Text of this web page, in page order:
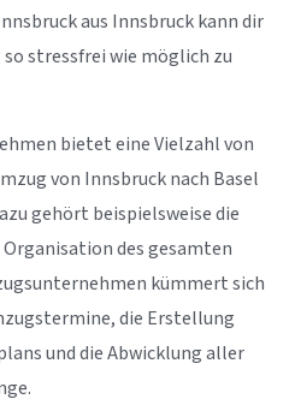
aus Innsbruck kann dir
stressfrei wie möglich zu
bietet eine Vielzahl von
von Innsbruck nach Basel
gehört beispielsweise die
des gesamten
kümmert sich
die Erstellung
und die Abwicklung aller